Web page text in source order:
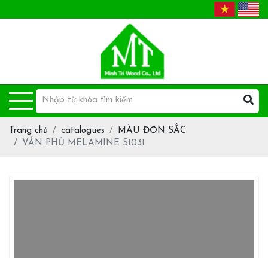
Trang chủ catalogues
MÀU ĐƠN SẮC
VÁN PHỦ MELAMINE S1031